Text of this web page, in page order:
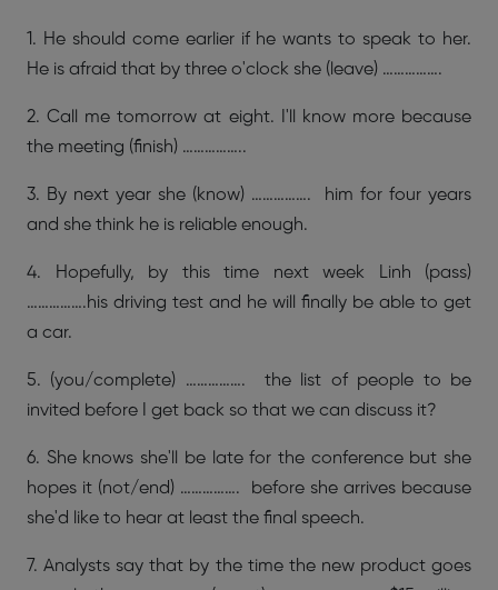
1. He should come earlier if he wants to speak to her.
He is afraid that by three o'clock she (leave) …………….
2. Call me tomorrow at eight. I'll know more because
the meeting (finish) ……………..
3. By next year she (know) ……………. him for four years
and she think he is reliable enough.
4. Hopefully, by this time next week Linh (pass)
…………….his driving test and he will finally be able to get
a car.
5. (you/complete) ……………. the list of people to be
invited before I get back so that we can discuss it?
6. She knows she'll be late for the conference but she
hopes it (not/end) ……………. before she arrives because
she'd like to hear at least the final speech.
7. Analysts say that by the time the new product goes